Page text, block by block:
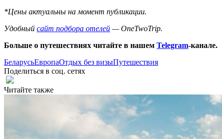
*Цены актуальны на момент публикации.
Удобный сайт подбора отелей — OneTwoTrip.
Больше о путешествиях читайте в нашем Telegram-канале.
БеларусьЕвропаОтдых без визыПутешествия
Поделиться в соц. сетях
Читайте также